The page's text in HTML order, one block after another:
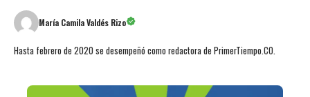
María Camila Valdés Rizo
Hasta febrero de 2020 se desempeñó como redactora de PrimerTiempo.CO.